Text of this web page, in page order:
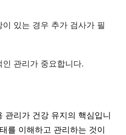
있는 경우 추가 검사가 필
관리가 중요합니다.
관리가 건강 유지의 핵심입니
를 이해하고 관리하는 것이